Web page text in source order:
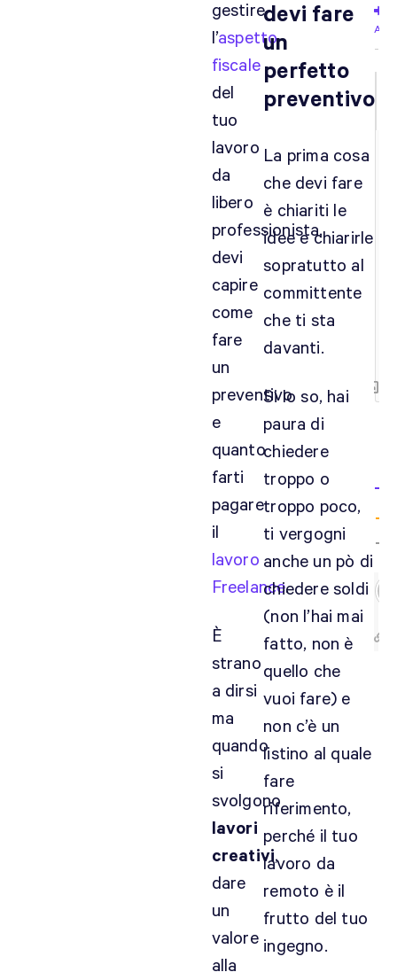
gestire
l’aspetto
fiscale
del
tuo
lavoro
da
libero
professionista,
devi
capire
come
fare
un
preventivo
e
quanto
farti
pagare
il
lavoro
Freelance.
È
strano
a dirsi
ma
quando
si
svolgono
lavori
creativi,
dare
un
valore
alla
devi fare
un
perfetto
preventivo
La prima cosa
che devi fare
è chiariti le
idee e chiarirle
sopratutto al
committente
che ti sta
davanti.
Si lo so, hai
paura di
chiedere
troppo o
troppo poco,
ti vergogni
anche un pò di
chiedere soldi
(non l’hai mai
fatto, non è
quello che
vuoi fare) e
non c’è un
listino al quale
fare
riferimento,
perché il tuo
lavoro da
remoto è il
frutto del tuo
ingegno.